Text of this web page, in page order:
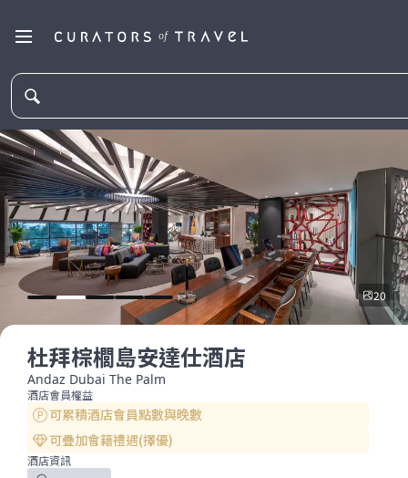
20
杜拜棕櫚島安達仕酒店
Andaz Dubai The Palm
酒店會員權益
可累積酒店會員點數與晚數
可疊加會籍禮遇(擇優)
酒店資訊